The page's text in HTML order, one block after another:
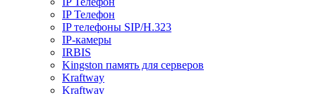
IP Телефон
IP телефоны SIP/H.323
IP-камеры
IRBIS
Kingston память для серверов
Kraftway
Kraftway